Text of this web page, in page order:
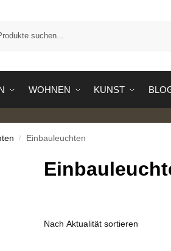
WOHNEN KUNST
/ Einbauleuchten